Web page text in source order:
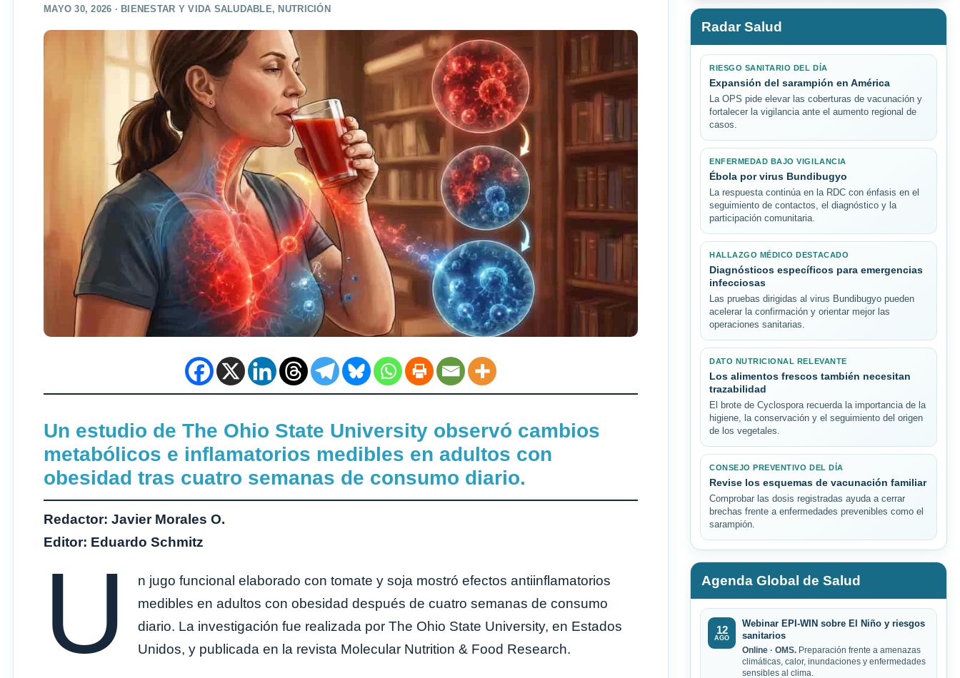
MAYO 30, 2026 · BIENESTAR Y VIDA SALUDABLE, NUTRICIÓN
Un estudio de The Ohio State University observó cambios
metabólicos e inflamatorios medibles en adultos con
obesidad tras cuatro semanas de consumo diario.
Redactor: Javier Morales O.
Editor: Eduardo Schmitz
U
n jugo funcional elaborado con tomate y soja mostró efectos antiinflamatorios
medibles en adultos con obesidad después de cuatro semanas de consumo
diario. La investigación fue realizada por The Ohio State University, en Estados
Unidos, y publicada en la revista Molecular Nutrition & Food Research.
Radar Salud
RIESGO SANITARIO DEL DÍA
Expansión del sarampión en América
La OPS pide elevar las coberturas de vacunación y
fortalecer la vigilancia ante el aumento regional de
casos.
ENFERMEDAD BAJO VIGILANCIA
Ébola por virus Bundibugyo
La respuesta continúa en la RDC con énfasis en el
seguimiento de contactos, el diagnóstico y la
participación comunitaria.
HALLAZGO MÉDICO DESTACADO
Diagnósticos específicos para emergencias
infecciosas
Las pruebas dirigidas al virus Bundibugyo pueden
acelerar la confirmación y orientar mejor las
operaciones sanitarias.
DATO NUTRICIONAL RELEVANTE
Los alimentos frescos también necesitan
trazabilidad
El brote de Cyclospora recuerda la importancia de la
higiene, la conservación y el seguimiento del origen
de los vegetales.
CONSEJO PREVENTIVO DEL DÍA
Revise los esquemas de vacunación familiar
Comprobar las dosis registradas ayuda a cerrar
brechas frente a enfermedades prevenibles como el
sarampión.
Agenda Global de Salud
12
AGO
Webinar EPI-WIN sobre El Niño y riesgos
sanitarios
Online · OMS. Preparación frente a amenazas
climáticas, calor, inundaciones y enfermedades
sensibles al clima.